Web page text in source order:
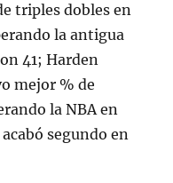
triples dobles en
la antigua
41; Harden
mejor % de
la NBA en
segundo en